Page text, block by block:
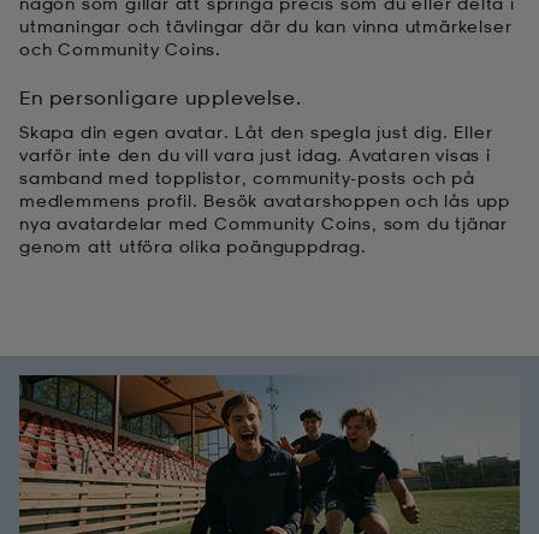
utmaningar och tävlingar där du kan vinna utmärkelser
och Community Coins.
En personligare upplevelse.
Skapa din egen avatar. Låt den spegla just dig. Eller
varför inte den du vill vara just idag. Avataren visas i
samband med topplistor, community-posts och på
medlemmens profil. Besök avatarshoppen och lås upp
nya avatardelar med Community Coins, som du tjänar
genom att utföra olika poänguppdrag.